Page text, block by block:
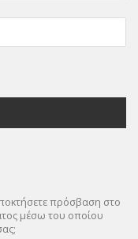
πρόσβαση στο
μέσω του οποίου